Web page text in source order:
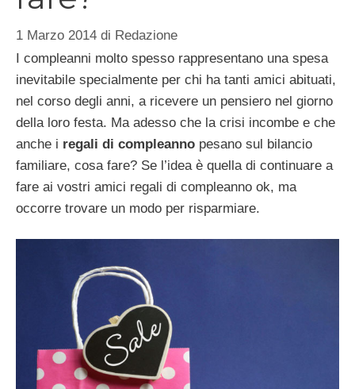
1 Marzo 2014 di Redazione
I compleanni molto spesso rappresentano una spesa
inevitabile specialmente per chi ha tanti amici abituati,
nel corso degli anni, a ricevere un pensiero nel giorno
della loro festa. Ma adesso che la crisi incombe e che
anche i regali di compleanno pesano sul bilancio
familiare, cosa fare? Se l’idea è quella di continuare a
fare ai vostri amici regali di compleanno ok, ma
occorre trovare un modo per risparmiare.